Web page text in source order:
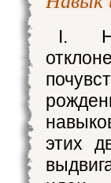
I.
этих